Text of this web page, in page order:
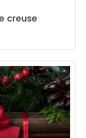
creuse